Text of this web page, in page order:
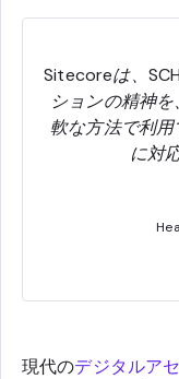
Sitecoreは、
ションの精神
軟な方法で利
に対
現代のデジタルア